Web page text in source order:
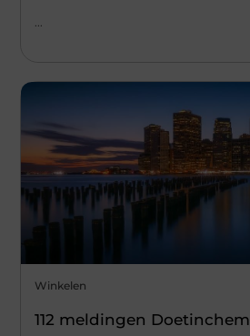
Winkelen
112 meldingen Doetinchem